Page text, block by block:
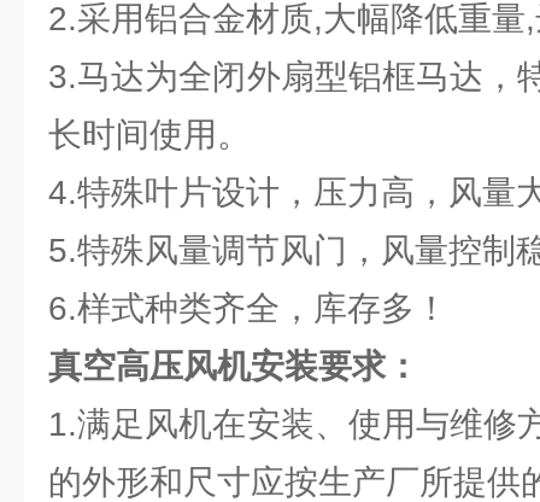
2.采用铝合金材质,大幅降低重量
3.马达为全闭外扇型铝框马达，
长时间使用。
4.特殊叶片设计，压力高，风量
5.特殊风量调节风门，风量控制
6.样式种类齐全，库存多！
真空高压风机安装要求：
1.满足风机在安装、使用与维修
的外形和尺寸应按生产厂所提供